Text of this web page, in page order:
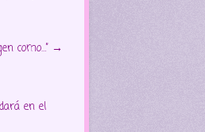
como…” →
en el